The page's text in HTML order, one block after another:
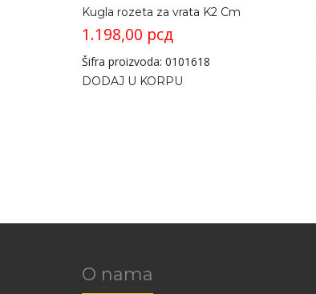
Kugla rozeta za vrata K2 Cm
1.198,00 рсд
Šifra proizvoda: 0101618
DODAJ U KORPU
O nama